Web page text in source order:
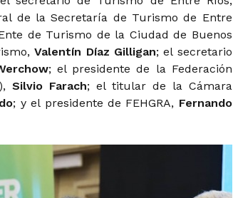
de la Secretaría de Turismo de Entre
de Turismo de la Ciudad de Buenos
Valentín Díaz Gilligan; el secretario
; el presidente de la Federación
Silvio Farach; el titular de la Cámara
; y el presidente de FEHGRA, Fernando